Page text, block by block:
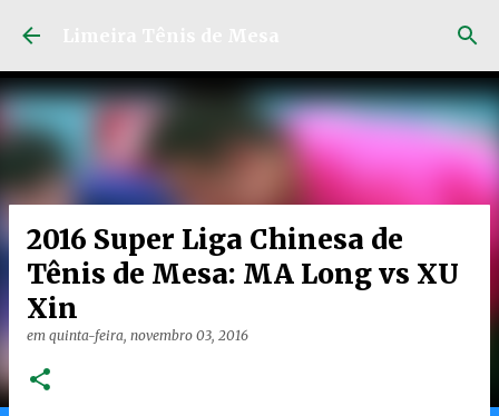
2016 Super Liga Chinesa de
Tênis de Mesa: MA Long vs XU
Xin
em quinta-feira, novembro 03, 2016